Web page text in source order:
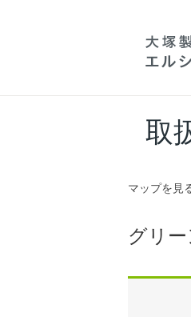
取
マップを見
グリ